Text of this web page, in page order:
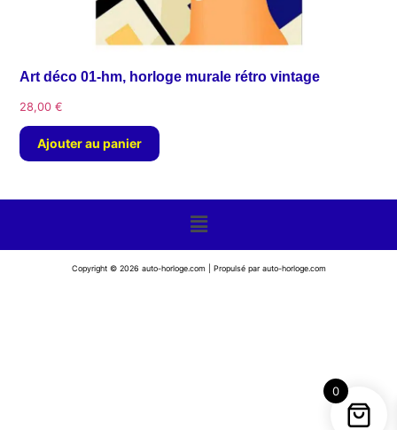
Art déco 01-hm, horloge murale rétro vintage
28,00 €
Ajouter au panier
Copyright © 2026 auto-horloge.com | Propulsé par auto-horloge.com
0